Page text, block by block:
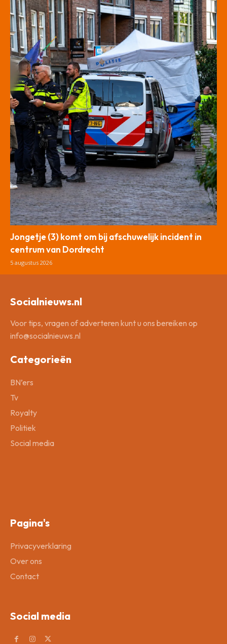
Jongetje (3) komt om bij afschuwelijk incident in
centrum van Dordrecht
5 augustus 2026
Socialnieuws.nl
Voor tips, vragen of adverteren kunt u ons bereiken op
info@socialnieuws.nl
Categorieën
BN’ers
Tv
Royalty
Politiek
Social media
Pagina's
Privacyverklaring
Over ons
Contact
Social media